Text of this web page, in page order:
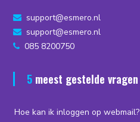
support@esmero.nl
support@esmero.nl
085 8200750
5 meest gestelde vragen
Hoe kan ik inloggen op webmail?